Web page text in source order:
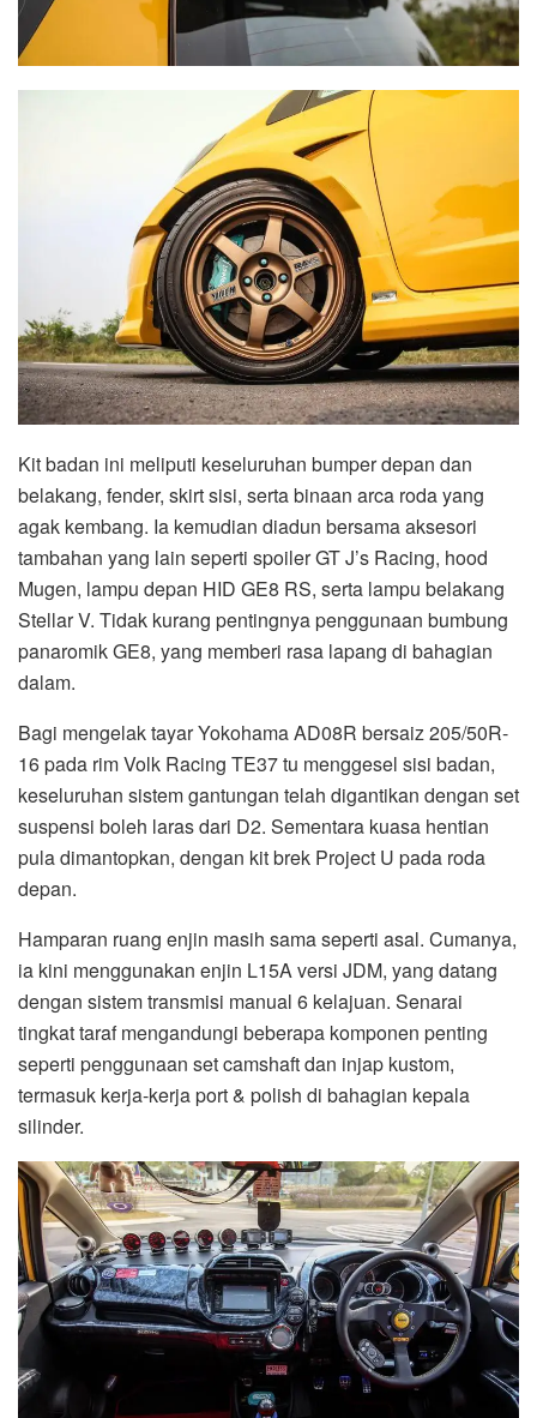
Kit badan ini meliputi keseluruhan bumper depan dan
belakang, fender, skirt sisi, serta binaan arca roda yang
agak kembang. Ia kemudian diadun bersama aksesori
tambahan yang lain seperti spoiler GT J’s Racing, hood
Mugen, lampu depan HID GE8 RS, serta lampu belakang
Stellar V. Tidak kurang pentingnya penggunaan bumbung
panaromik GE8, yang memberi rasa lapang di bahagian
dalam.
Bagi mengelak tayar Yokohama AD08R bersaiz 205/50R-
16 pada rim Volk Racing TE37 tu menggesel sisi badan,
keseluruhan sistem gantungan telah digantikan dengan set
suspensi boleh laras dari D2. Sementara kuasa hentian
pula dimantopkan, dengan kit brek Project U pada roda
depan.
Hamparan ruang enjin masih sama seperti asal. Cumanya,
ia kini menggunakan enjin L15A versi JDM, yang datang
dengan sistem transmisi manual 6 kelajuan. Senarai
tingkat taraf mengandungi beberapa komponen penting
seperti penggunaan set camshaft dan injap kustom,
termasuk kerja-kerja port & polish di bahagian kepala
silinder.